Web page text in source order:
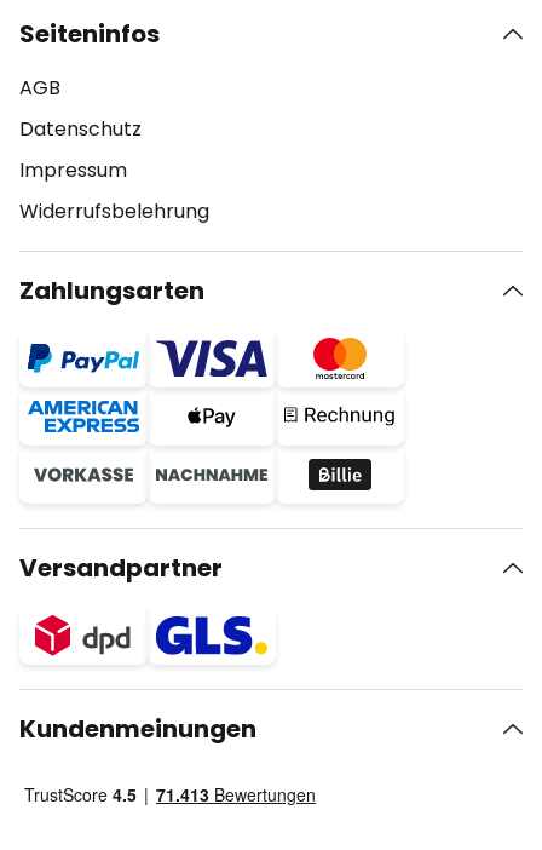
Seiteninfos
AGB
Datenschutz
Impressum
Widerrufsbelehrung
Zahlungsarten
Versandpartner
Kundenmeinungen